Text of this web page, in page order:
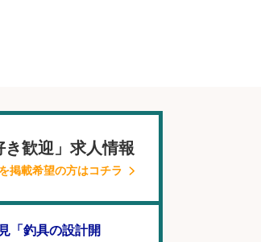
き歓迎」求人情報
掲載希望の方はコチラ
「釣具の設計開